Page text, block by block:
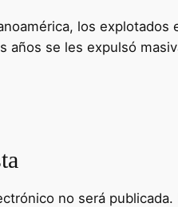
los explotados
años se les expulsó
no será publicada.